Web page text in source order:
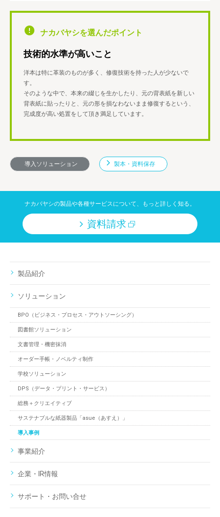
ナカバヤシを選んだポイント
技術的水準が高いこと
洋本は特に革装のものが多く、修復技術を持った人が少ないで
す。
そのような中で、本来の綴じを生かしたり、元の背表紙を新しい
背表紙に貼ったりと、 元の形を損なわないまま修復するという、
完成度が高い処置をして頂き満足しています。
導入ソリューション 製本・資料保存
ナカバヤシの製品や各種サービスについて、もっと詳しく知る。
資料請求
製品紹介
ソリューション
BPO（ビジネス・プロセス・アウトソーシング）
図書館ソリューション
文書管理・機密抹消
オーダー手帳・ノベルティ制作
学校ソリューション
DPS（データ・プリント・サービス）
総務＋クリエイティブ
サステナブルな紙器製品「asue（あすえ）」
導入事例
事業紹介
企業・IR情報
サポート・お問い合せ